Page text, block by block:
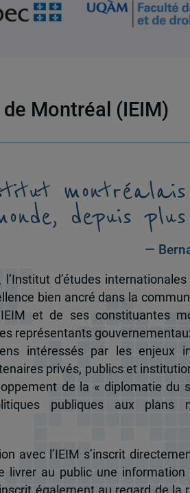
Montréal (IEIM)
depuis
—
l’Institut d’études
bien ancré dans la
et de ses constituantes
représentants
intéressés par les enjeux
privés, publics et
de la « diplomatie du
publiques aux plans
avec l’IEIM s’inscrit
livrer au public une
également au regard de la